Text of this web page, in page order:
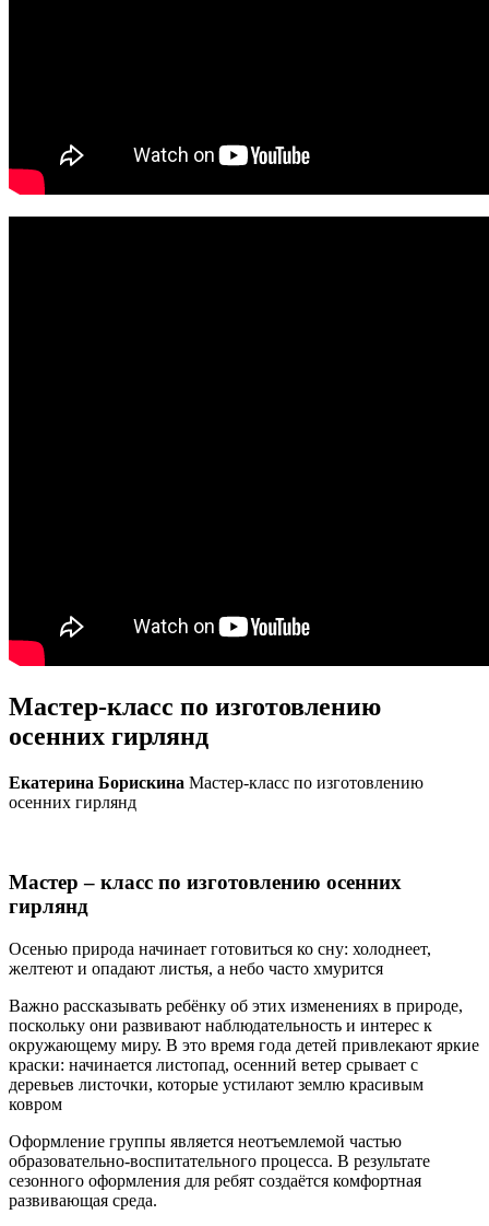
Мастер-класс по изготовлению
осенних гирлянд
Екатерина Борискина Мастер-класс по изготовлению
осенних гирлянд
Мастер – класс по изготовлению осенних
гирлянд
Осенью природа начинает готовиться ко сну: холоднеет,
желтеют и опадают листья, а небо часто хмурится
Важно рассказывать ребёнку об этих изменениях в природе,
поскольку они развивают наблюдательность и интерес к
окружающему миру. В это время года детей привлекают яркие
краски: начинается листопад, осенний ветер срывает с
деревьев листочки, которые устилают землю красивым
ковром
Оформление группы является неотъемлемой частью
образовательно-воспитательного процесса. В результате
сезонного оформления для ребят создаётся комфортная
развивающая среда.